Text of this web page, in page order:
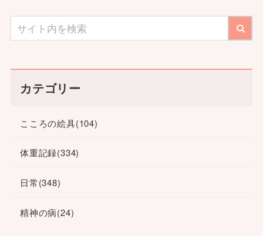
カテゴリー
こころの絵具(104)
体重記録(334)
日常(348)
精神の病(24)